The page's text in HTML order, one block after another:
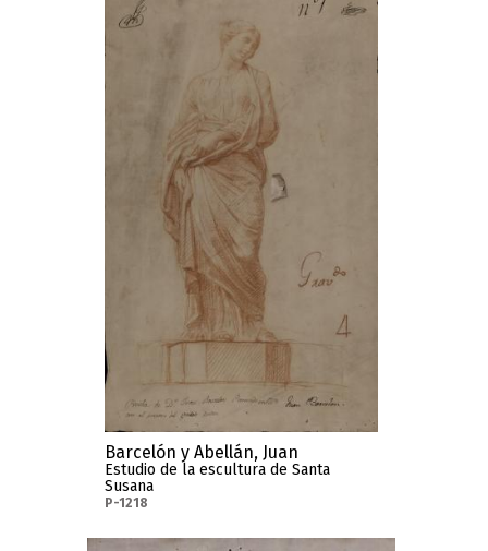
Barcelón y Abellán, Juan
Estudio de la escultura de Santa
Susana
P-1218